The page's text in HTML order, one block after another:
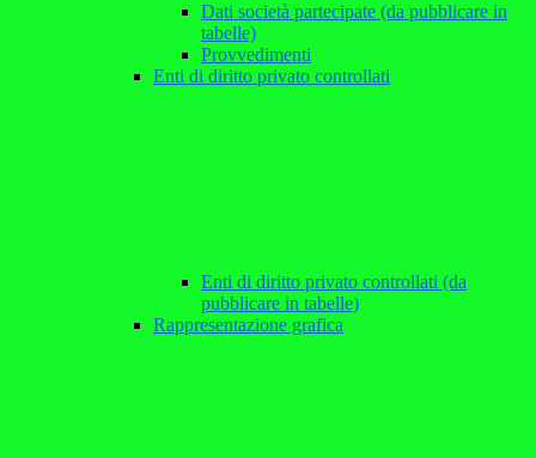
Dati società partecipate (da pubblicare in
tabelle)
Provvedimenti
Enti di diritto privato controllati
Enti di diritto privato controllati (da
pubblicare in tabelle)
Rappresentazione grafica